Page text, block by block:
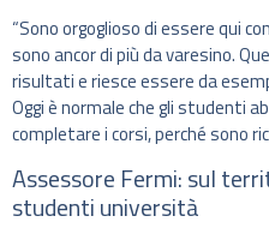
“Sono orgoglioso di essere qui
sono ancor di più da varesino.
risultati e riesce essere da
Oggi è normale che gli studenti
completare i corsi, perché sono
Assessore Fermi: sul
studenti università